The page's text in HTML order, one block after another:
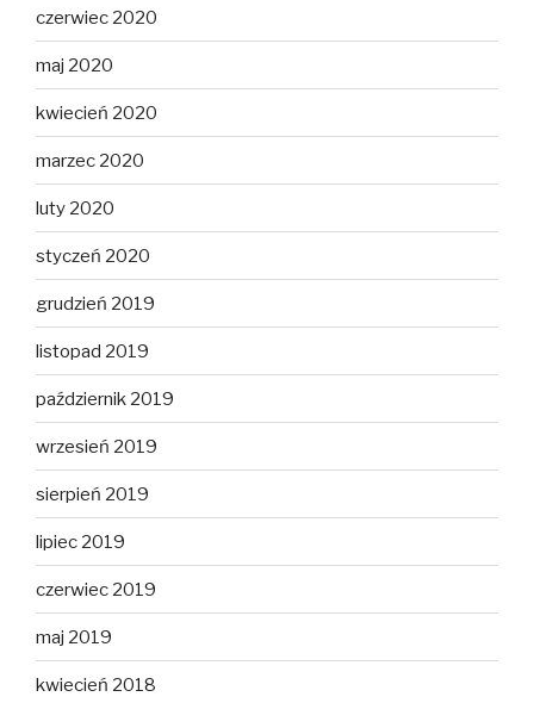
czerwiec 2020
maj 2020
kwiecień 2020
marzec 2020
luty 2020
styczeń 2020
grudzień 2019
listopad 2019
październik 2019
wrzesień 2019
sierpień 2019
lipiec 2019
czerwiec 2019
maj 2019
kwiecień 2018